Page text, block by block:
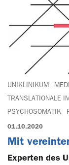
UNIKLINIKUM
TRANSLATIONALE
PSYCHOSOMATIK
01.10.2020
Mit
Experten des